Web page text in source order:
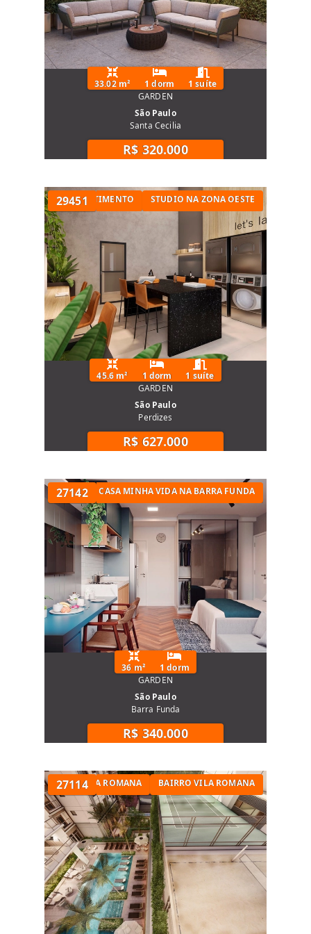
Consulte Imóveis à venda e Imóveis para
alugar nesse condomínio, entre em contato
33.02 m² 1 dorm
1 suíte
GARDEN
São Paulo
Santa Cecilia
R$ 320.000
29451
STUDIO PARA INVESTIMENTO STUDIO NA ZONA OESTE
45.6 m² 1 dorm
1 suíte
GARDEN
São Paulo
Perdizes
R$ 627.000
27142
APARTAMENTO MINHA CASA MINHA VIDA NA BARRA FUNDA
36 m²
1 dorm
GARDEN
São Paulo
Barra Funda
R$ 340.000
27114
NA VILA ROMANA BAIRRO VILA ROMANA